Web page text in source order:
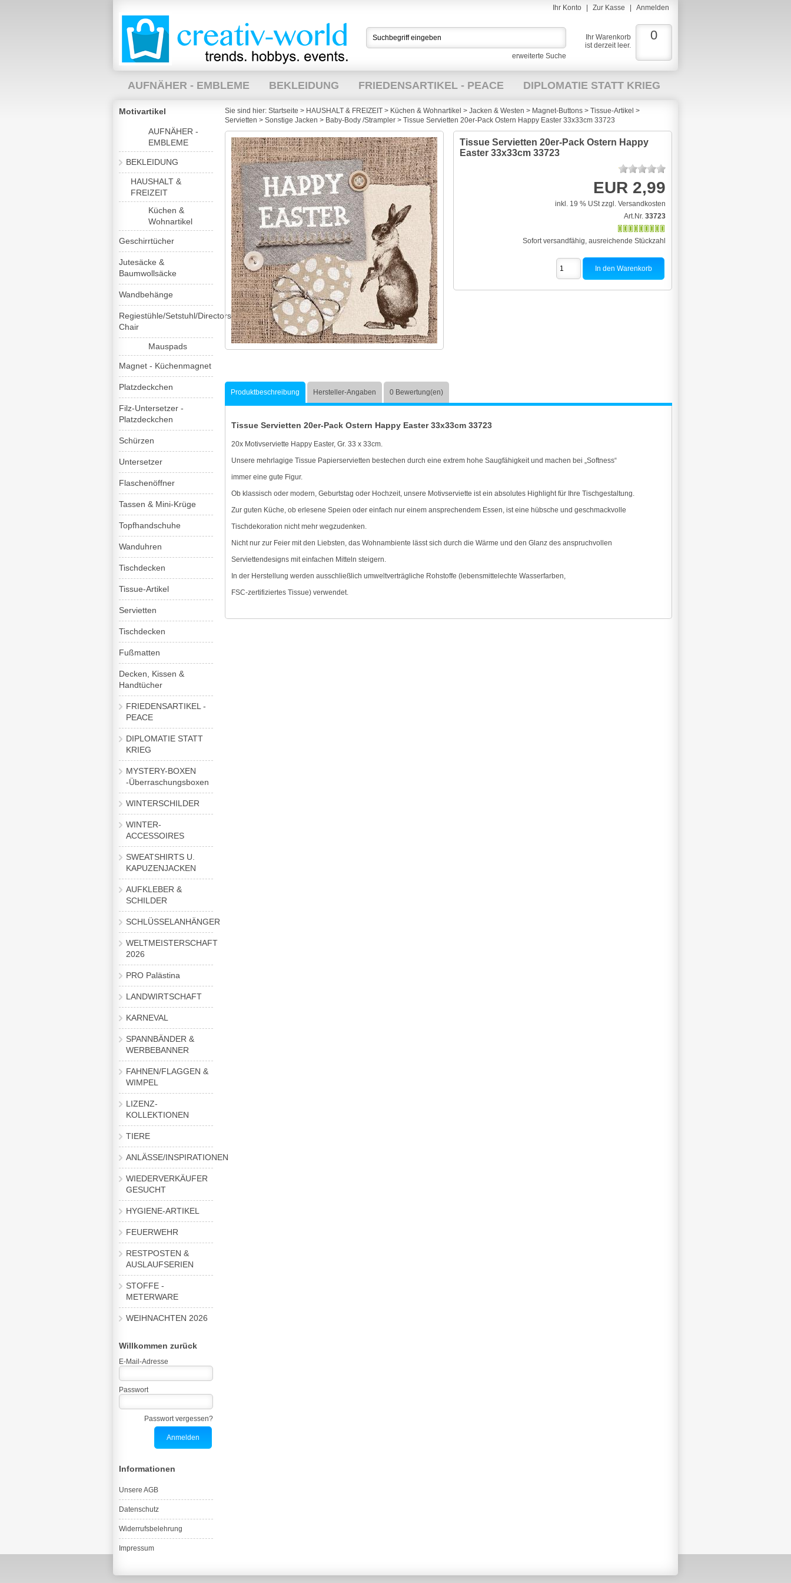
Ihr Konto Zur Kasse Anmelden
erweiterte Suche
Ihr Warenkorb
ist derzeit leer.
0
AUFNÄHER - EMBLEME BEKLEIDUNG FRIEDENSARTIKEL - PEACE DIPLOMATIE STATT KRIEG
WELTMEISTERSCHAFT 2026 PRO PALÄSTINA LANDWIRTSCHAFT WIEDERVERKÄUFER
GESUCHT TEL: 02689 / 290 924
Motivartikel
AUFNÄHER -
EMBLEME
BEKLEIDUNG
HAUSHALT &
FREIZEIT
Küchen &
Wohnartikel
Geschirrtücher
Jutesäcke &
Baumwollsäcke
Wandbehänge
Regiestühle/Setstuhl/Directors-
Chair
Mauspads
Magnet - Küchenmagnet
Platzdeckchen
Filz-Untersetzer -
Platzdeckchen
Schürzen
Untersetzer
Flaschenöffner
Tassen & Mini-Krüge
Topfhandschuhe
Wanduhren
Tischdecken
Tissue-Artikel
Servietten
Tischdecken
Fußmatten
Decken, Kissen &
Handtücher
FRIEDENSARTIKEL -
PEACE
DIPLOMATIE STATT
KRIEG
MYSTERY-BOXEN
-Überraschungsboxen
WINTERSCHILDER
WINTER-
ACCESSOIRES
SWEATSHIRTS U.
KAPUZENJACKEN
AUFKLEBER &
SCHILDER
SCHLÜSSELANHÄNGER
WELTMEISTERSCHAFT
2026
PRO Palästina
LANDWIRTSCHAFT
KARNEVAL
SPANNBÄNDER &
WERBEBANNER
FAHNEN/FLAGGEN &
WIMPEL
LIZENZ-
KOLLEKTIONEN
TIERE
ANLÄSSE/INSPIRATIONEN
WIEDERVERKÄUFER
GESUCHT
HYGIENE-ARTIKEL
FEUERWEHR
RESTPOSTEN &
AUSLAUFSERIEN
STOFFE -
METERWARE
WEIHNACHTEN 2026
Willkommen zurück
E-Mail-Adresse
Passwort
Passwort vergessen?
Informationen
Unsere AGB
Datenschutz
Widerrufsbelehrung
Impressum
Sie sind hier: Startseite > HAUSHALT & FREIZEIT > Küchen & Wohnartikel > Jacken & Westen > Magnet-Buttons > Tissue-Artikel >
Servietten > Sonstige Jacken > Baby-Body /Strampler > Tissue Servietten 20er-Pack Ostern Happy Easter 33x33cm 33723
Tissue Servietten 20er-Pack Ostern Happy
Easter 33x33cm 33723
EUR 2,99
inkl. 19 % UStzzgl. Versandkosten
Art.Nr. 33723
Sofort versandfähig, ausreichende Stückzahl
Produktbeschreibung Hersteller-Angaben 0 Bewertung(en)
Tissue Servietten 20er-Pack Ostern Happy Easter 33x33cm 33723
20x Motivserviette Happy Easter, Gr. 33 x 33cm.
Unsere mehrlagige Tissue Papierservietten bestechen durch eine extrem hohe Saugfähigkeit und machen bei „Softness“
immer eine gute Figur.
Ob klassisch oder modern, Geburtstag oder Hochzeit, unsere Motivserviette ist ein absolutes Highlight für Ihre Tischgestaltung.
Zur guten Küche, ob erlesene Speien oder einfach nur einem ansprechendem Essen, ist eine hübsche und geschmackvolle
Tischdekoration nicht mehr wegzudenken.
Nicht nur zur Feier mit den Liebsten, das Wohnambiente lässt sich durch die Wärme und den Glanz des anspruchvollen
Serviettendesigns mit einfachen Mitteln steigern.
In der Herstellung werden ausschließlich umweltverträgliche Rohstoffe (lebensmittelechte Wasserfarben,
FSC-zertifiziertes Tissue) verwendet.